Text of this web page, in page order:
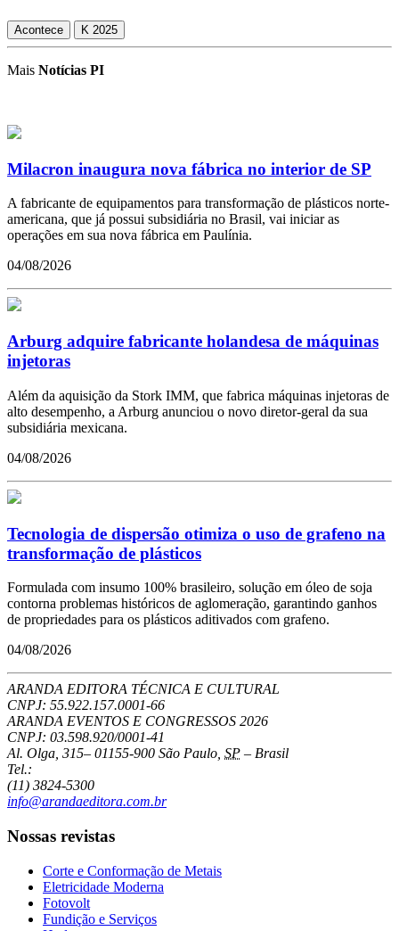
Acontece K 2025
Mais Notícias PI
Milacron inaugura nova fábrica no interior de SP
A fabricante de equipamentos para transformação de plásticos norte-
americana, que já possui subsidiária no Brasil, vai iniciar as
operações em sua nova fábrica em Paulínia.
04/08/2026
Arburg adquire fabricante holandesa de máquinas
injetoras
Além da aquisição da Stork IMM, que fabrica máquinas injetoras de
alto desempenho, a Arburg anunciou o novo diretor-geral da sua
subsidiária mexicana.
04/08/2026
Tecnologia de dispersão otimiza o uso de grafeno na
transformação de plásticos
Formulada com insumo 100% brasileiro, solução em óleo de soja
contorna problemas históricos de aglomeração, garantindo ganhos
de propriedades para os plásticos aditivados com grafeno.
04/08/2026
ARANDA EDITORA TÉCNICA E CULTURAL
CNPJ: 55.922.157.0001-66
ARANDA EVENTOS E CONGRESSOS 2026
CNPJ: 03.598.920/0001-41
Al. Olga, 315– 01155-900 São Paulo SP – Brasil
Tel.:
(11) 3824-5300
info@arandaeditora.com.br
Nossas revistas
Corte e Conformação de Metais
Eletricidade Moderna
Fotovolt
Fundição e Serviços